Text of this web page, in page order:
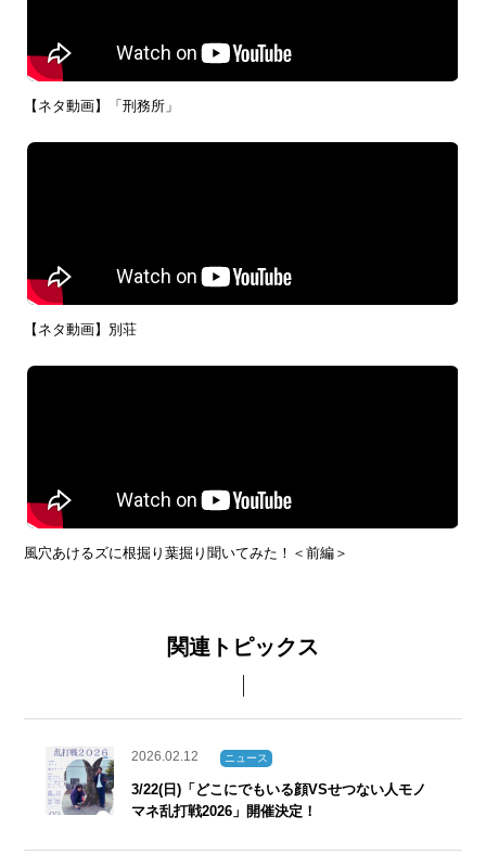
【ネタ動画】「刑務所」
【ネタ動画】別荘
風穴あけるズに根掘り葉掘り聞いてみた！＜前編＞
関連トピックス
2026.02.12 ニュース
3/22(日)「どこにでもいる顔VSせつない人モノ
マネ乱打戦2026」開催決定！